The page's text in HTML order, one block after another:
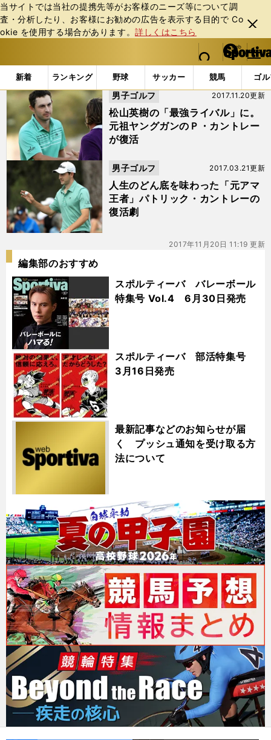
当サイトでは当社の提携先等がお客様のニーズ等について調
査・分析したり、お客様にお勧めの広告を表⽰する⽬的で Co
okie を使⽤する場合があります。詳しくはこちら
閉じ
る
web Sportiva (webスポルティーバ)
検索
マイペ
ー
ジ
メニュ
新着 ランキング 野球 サッカー 競馬 ゴ
b
ス
ポ
ル
テ
ィ
ー
バ
「#パトリック・カントレー」の最新ニュース・ 情報
松山英樹の「最強ライバル」に。
元祖ヤングガンのＰ・カントレー
が復活
2017.11.20更新
男子ゴルフ
人生のどん底を味わった「元アマ
王者」パトリック・カントレーの
復活劇
2017.03.21更新
男子ゴルフ
2017年11月20日 11:19 更新
編集部のおすすめ
スポルティーバ バレーボール
特集号 Vol.4 6月30日発売
スポルティーバ 部活特集号
3月16日発売
最新記事などのお知らせが届
く プッシュ通知を受け取る方
法について